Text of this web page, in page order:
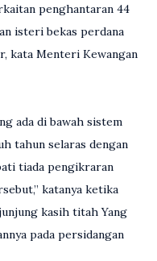
penghantaran 44
isteri bekas perdana
kata Menteri Kewangan
ada di bawah sistem
tahun selaras dengan
tiada pengikraran
katanya ketika
kasih titah Yang
pada persidangan